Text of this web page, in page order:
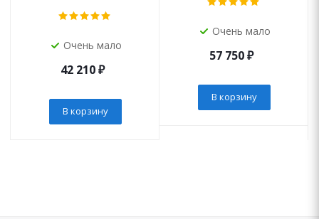
Очень мало
42 210₽
В корзину
Очень мало
57 750₽
В корзину